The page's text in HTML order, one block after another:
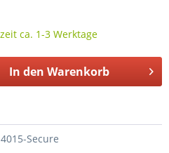
ca. 1-3 Werktage
In den Warenkorb
4015-Secure